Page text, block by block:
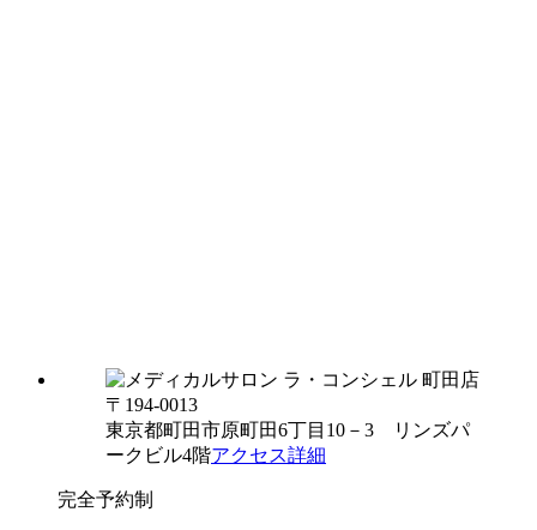
〒194-0013
東京都町田市原町田6丁目10－3 リンズパ
ークビル4階アクセス詳細
完全予約制